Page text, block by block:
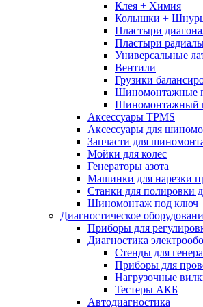
Клея + Химия
Колышки +
Пластыри
Пластыри
Универсальные
Вентили
Грузики
Шиномонтажные
Шиномонтажный
Аксессуары TPMS
Аксессуары для
Запчасти для
Мойки для колес
Генераторы азота
Машинки для нарезки
Станки для полировки
Шиномонтаж под ключ
Диагностическое
Приборы для
Диагностика
Стенды для
Приборы для
Нагрузочные
Тестеры АКБ
Автодиагностика